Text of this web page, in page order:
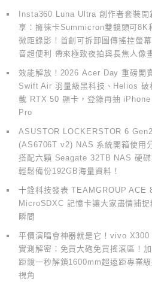
Insta360 Luna Ultra 創作者套裝開
享：擁徠卡Summicron雙鏡頭可8K
微距錄影！首創可拆卸圖傳搖控螢
音超便利 帶來極致夜拍與長焦人像
效能解放！2026 Acer Day 重磅開
Swift Air 羽量級黑科技、Helios 破
載 RTX 50 顯卡，登錄再抽
Pro
ASUSTOR LOCKERSTOR 6
(AS6706T v2) NAS 系統開箱使用
搭配六顆 Seagate 32TB NAS 硬碟
輕鬆備份192GB海量資料！
十銓科技發表 TEAMGROUP ACE
MicroSDXC 記憶卡讓大家盡情捕捉
瞬間
平價演唱會神器就是它！vivo X300
實測解密：免買大砲免買搖滾區！
距鏡一秒解鎖1600mm超遠距專業
視角